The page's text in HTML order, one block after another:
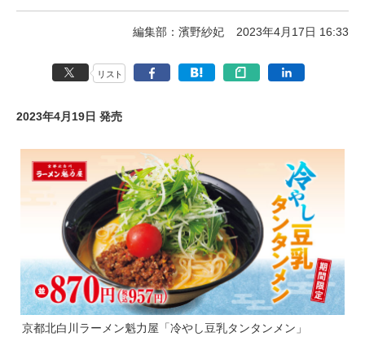
編集部：濱野紗妃 2023年4月17日 16:33
リスト
2023年4月19日 発売
京都北白川ラーメン魁力屋「冷やし豆乳タンタンメン」